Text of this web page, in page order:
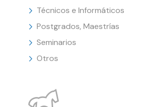
Técnicos e Informáticos
Postgrados, Maestrías
Seminarios
Otros